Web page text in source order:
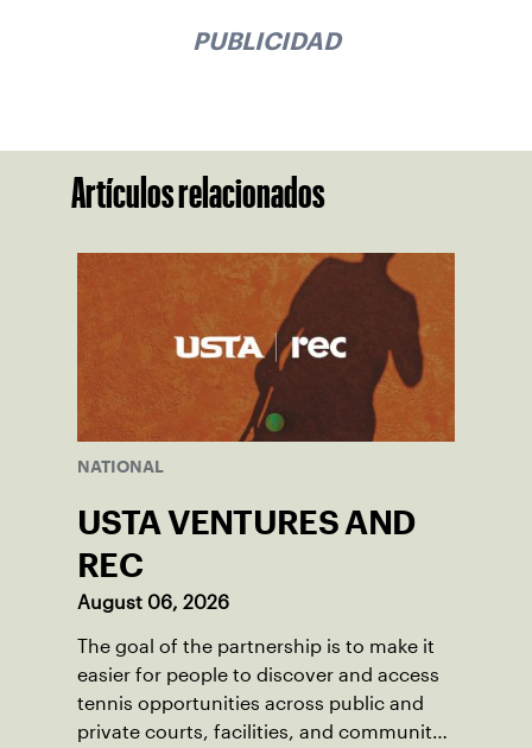
PUBLICIDAD
Artículos relacionados
NATIONAL
USTA VENTURES AND
REC
August 06, 2026
The goal of the partnership is to make it
easier for people to discover and access
tennis opportunities across public and
private courts, facilities, and community